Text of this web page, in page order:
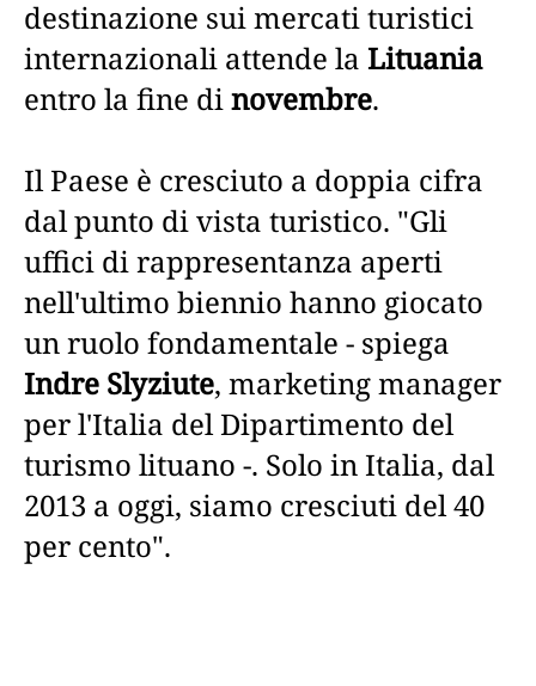
destinazione sui mercati turistici
internazionali attende la Lituania
entro la fine dinovembre.
Il Paese è cresciuto a doppia cifra
dal punto di vista turistico. "Gli
uffici di rappresentanza aperti
nell'ultimo biennio hanno giocato
un ruolo fondamentale - spiega
Indre Slyziute, marketing manager
per l'Italia del Dipartimento del
turismo lituano -. Solo in Italia, dal
2013 a oggi, siamo cresciuti del 40
per cento".